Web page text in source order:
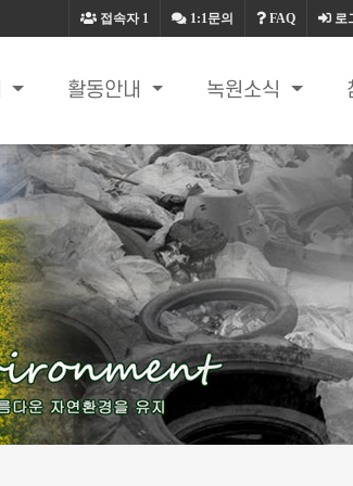
로
FAQ
1:1문의
접속자1
활동안내 녹원소식